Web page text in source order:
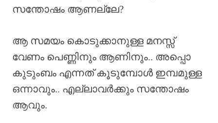
സന്തോഷം ആണല്ലേ?
ആ സമയം കൊടുക്കാനുള്ള മനസ്സ്
വേണം പെണ്ണിനും ആണിനും.. അപ്പൊ
കുടുംബം എന്നത് കൂടുമ്പോൾ ഇമ്പമുള്ള
ഒന്നാവും.. എല്ലാവർക്കും സന്തോഷം
ആവും.